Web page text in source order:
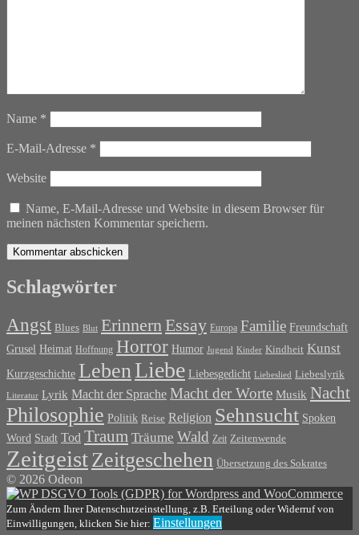
Name *
E-Mail-Adresse *
Website
Name, E-Mail-Adresse und Website in diesem Browser für
meinen nächsten Kommentar speichern.
Schlagwörter
Angst Blues Blut Erinnern Essay Europa Familie Freundschaft
Grusel Heimat Hoffnung Horror Humor Jugend Kinder Kindheit Kunst
Kurzgeschichte Leben Liebe Liebesgedicht Liebeslied Liebeslyrik
Literatur Lyrik Macht der Sprache Macht der Worte Musik Nacht
Philosophie Politik Reise Religion Sehnsucht Spoken
Word Stadt Tod Traum Träume Wald Zeit Zeitenwende
ZeitgeistZeitgeschehen Übersetzung des Sokrates
© 2026 Odeon
Zum Ändern Ihrer Datenschutzeinstellung, z.B. Erteilung oder Widerruf von
Einwilligungen, klicken Sie hier: Einstellungen